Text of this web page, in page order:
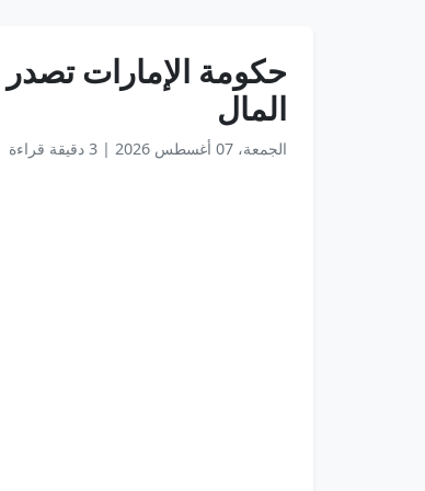
حكومة الإمارات
المال
الجمعة، 07 أغسطس 2026 | 3 دقيقة قراءة